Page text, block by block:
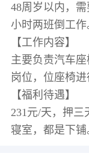
48周岁以内，
小时两班倒工作
【工作内容】
主要负责汽车
岗位，位座椅进
【福利待遇】
231元/天，押